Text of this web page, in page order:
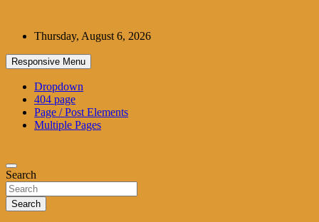
contentThursday, August 6, 2026
Responsive Menu
Dropdown
404 page
Page / Post Elements
Multiple Pages
Search
Search